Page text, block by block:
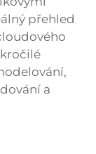
přehled
a